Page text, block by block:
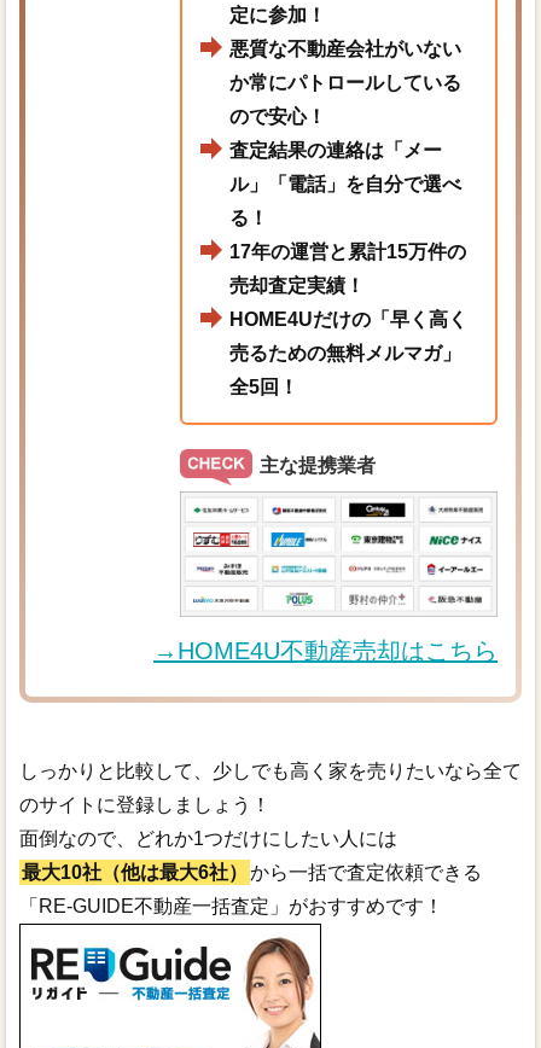
定に参加！
悪質な不動産会社がいない
か常にパトロールしている
ので安心！
査定結果の連絡は「メー
ル」「電話」を自分で選べ
る！
17年の運営と累計15万件の
売却査定実績！
HOME4Uだけの「早く高く
売るための無料メルマガ」
全5回！
主な提携業者
→HOME4U不動産売却はこちら
しっかりと比較して、少しでも高く家を売りたいなら全て
のサイトに登録しましょう！
面倒なので、どれか1つだけにしたい人には
最大10社（他は最大6社）
から一括で査定依頼できる
「RE-GUIDE不動産一括査定」がおすすめです！